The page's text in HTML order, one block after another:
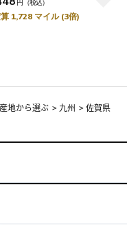
円 （税込）
1,728 マイル (3倍)
産地から選ぶ > 九州 >佐賀県